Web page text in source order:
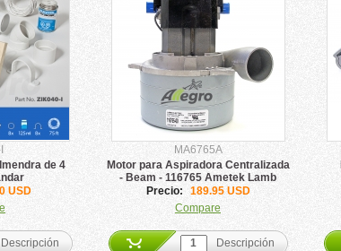
de 4
USD
Descripción
MA6765A
Motor para Aspiradora Centralizada
- Beam - 116765 Ametek Lamb
Precio:
189.95 USD
Compare
Descripción